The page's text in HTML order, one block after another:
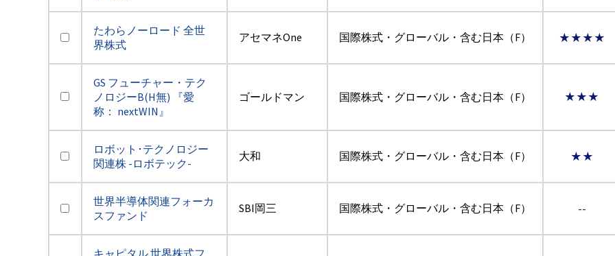
たわらノーロード 全世
界株式
アセマネOne 国際株式・グローバル・含む日本（F） ★★★★
GS フューチャー・テク
ノロジーB(H無) 『愛
称： nextWIN』
ゴールドマン 国際株式・グローバル・含む日本（F） ★★★
ロボット･テクノロジー
関連株 -ロボテック-
大和 国際株式・グローバル・含む日本（F） ★★
世界半導体関連フォーカ
スファンド
SBI岡三 国際株式・グローバル・含む日本（F） --
キャピタル 世界株式フ